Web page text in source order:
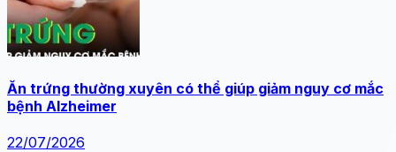
Ăn trứng thường xuyên có thể giúp giảm nguy cơ mắc
bệnh Alzheimer
22/07/2026